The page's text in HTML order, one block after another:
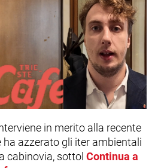
in merito alla recente
ha azzerato gli iter ambientali
cabinovia, sottol Continua a